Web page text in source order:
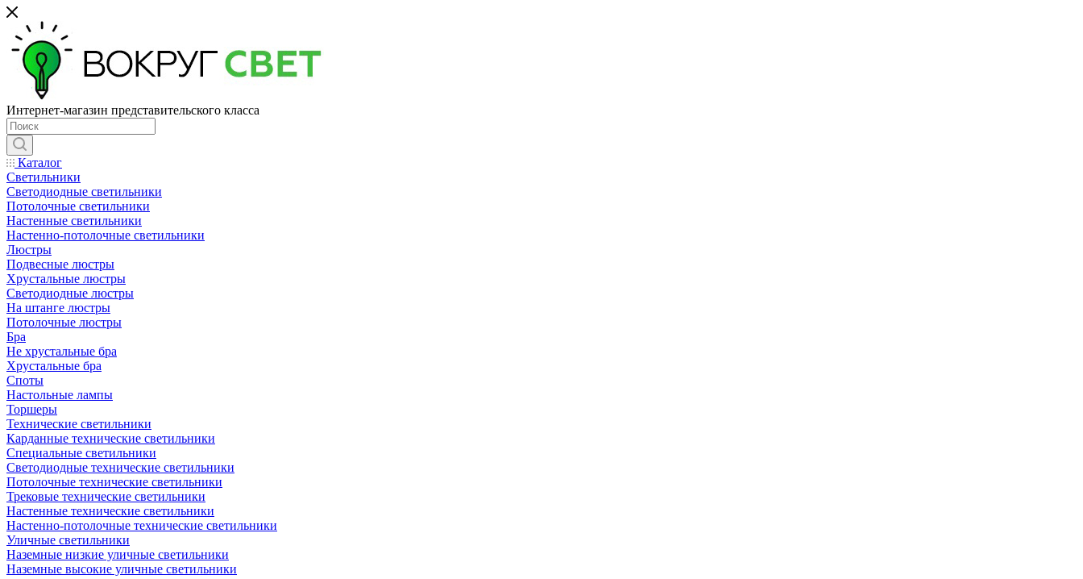
Интернет-магазин представительского класса
Каталог
Светильники
Светодиодные светильники
Потолочные светильники
Настенные светильники
Настенно-потолочные светильники
Люстры
Подвесные люстры
Хрустальные люстры
Светодиодные люстры
На штанге люстры
Потолочные люстры
Бра
Не хрустальные бра
Хрустальные бра
Споты
Настольные лампы
Торшеры
Технические светильники
Карданные технические светильники
Специальные светильники
Светодиодные технические светильники
Потолочные технические светильники
Трековые технические светильники
Настенные технические светильники
Настенно-потолочные технические светильники
Уличные светильники
Наземные низкие уличные светильники
Наземные высокие уличные светильники